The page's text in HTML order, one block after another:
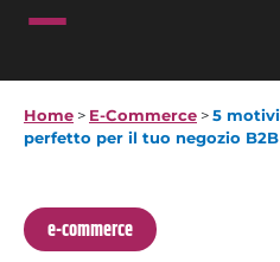
Home > E-Commerce >5
perfetto per il tuo negozio B2B
e-commerce